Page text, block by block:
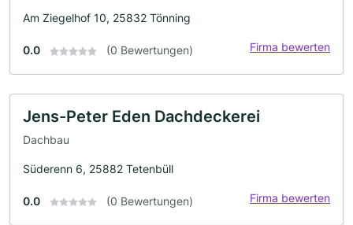
Am Ziegelhof 10, 25832 Tönning
0.0 (0 Bewertungen) Firma bewerten
Jens-Peter Eden Dachdeckerei
Dachbau
Süderenn 6, 25882 Tetenbüll
0.0 (0 Bewertungen) Firma bewerten